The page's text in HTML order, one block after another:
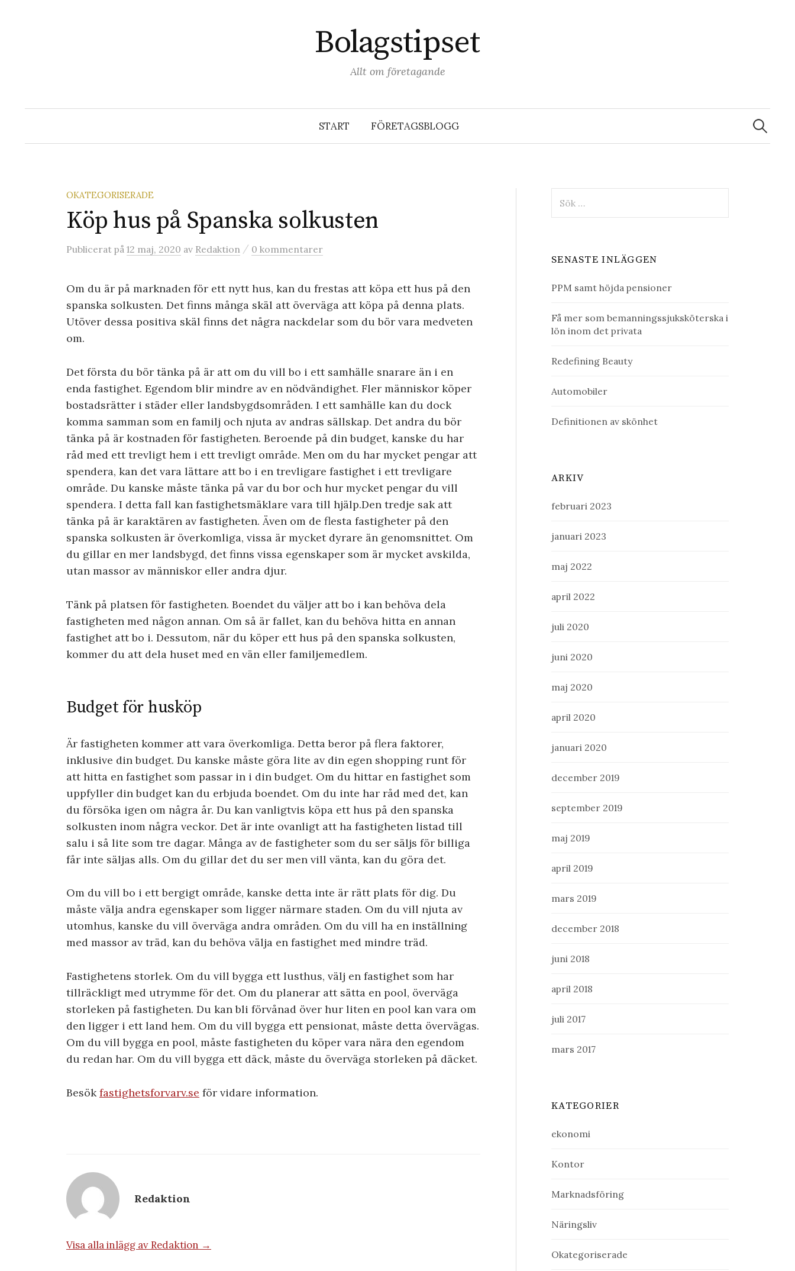
Bolagstipset
Allt om företagande
START FÖRETAGSBLOGG
Sök
efter:
OKATEGORISERADE
Köp hus på Spanska solkusten
Publicerat på 12 maj, 2020 av Redaktion / 0 kommentarer
Om du är på marknaden för ett nytt hus, kan du frestas att köpa ett hus på den
spanska solkusten. Det finns många skäl att överväga att köpa på denna plats.
Utöver dessa positiva skäl finns det några nackdelar som du bör vara medveten
om.
Det första du bör tänka på är att om du vill bo i ett samhälle snarare än i en
enda fastighet. Egendom blir mindre av en nödvändighet. Fler människor köper
bostadsrätter i städer eller landsbygdsområden. I ett samhälle kan du dock
komma samman som en familj och njuta av andras sällskap. Det andra du bör
tänka på är kostnaden för fastigheten. Beroende på din budget, kanske du har
råd med ett trevligt hem i ett trevligt område. Men om du har mycket pengar att
spendera, kan det vara lättare att bo i en trevligare fastighet i ett trevligare
område. Du kanske måste tänka på var du bor och hur mycket pengar du vill
spendera. I detta fall kan fastighetsmäklare vara till hjälp.Den tredje sak att
tänka på är karaktären av fastigheten. Även om de flesta fastigheter på den
spanska solkusten är överkomliga, vissa är mycket dyrare än genomsnittet. Om
du gillar en mer landsbygd, det finns vissa egenskaper som är mycket avskilda,
utan massor av människor eller andra djur.
Tänk på platsen för fastigheten. Boendet du väljer att bo i kan behöva dela
fastigheten med någon annan. Om så är fallet, kan du behöva hitta en annan
fastighet att bo i. Dessutom, när du köper ett hus på den spanska solkusten,
kommer du att dela huset med en vän eller familjemedlem.
Budget för husköp
Är fastigheten kommer att vara överkomliga. Detta beror på flera faktorer,
inklusive din budget. Du kanske måste göra lite av din egen shopping runt för
att hitta en fastighet som passar in i din budget. Om du hittar en fastighet som
uppfyller din budget kan du erbjuda boendet. Om du inte har råd med det, kan
du försöka igen om några år. Du kan vanligtvis köpa ett hus på den spanska
solkusten inom några veckor. Det är inte ovanligt att ha fastigheten listad till
salu i så lite som tre dagar. Många av de fastigheter som du ser säljs för billiga
får inte säljas alls. Om du gillar det du ser men vill vänta, kan du göra det.
Om du vill bo i ett bergigt område, kanske detta inte är rätt plats för dig. Du
måste välja andra egenskaper som ligger närmare staden. Om du vill njuta av
utomhus, kanske du vill överväga andra områden. Om du vill ha en inställning
med massor av träd, kan du behöva välja en fastighet med mindre träd.
Fastighetens storlek. Om du vill bygga ett lusthus, välj en fastighet som har
tillräckligt med utrymme för det. Om du planerar att sätta en pool, överväga
storleken på fastigheten. Du kan bli förvånad över hur liten en pool kan vara om
den ligger i ett land hem. Om du vill bygga ett pensionat, måste detta övervägas.
Om du vill bygga en pool, måste fastigheten du köper vara nära den egendom
du redan har. Om du vill bygga ett däck, måste du överväga storleken på däcket.
Besökfastighetsforvarv.se för vidare information.
Redaktion
Visa alla inlägg av Redaktion →
efter:
SENASTE INLÄGGEN
PPM samt höjda pensioner
Få mer som bemanningssjuksköterska i
lön inom det privata
Redefining Beauty
Automobiler
Definitionen av skönhet
ARKIV
februari 2023
januari 2023
maj 2022
april 2022
juli 2020
juni 2020
maj 2020
april 2020
januari 2020
december 2019
september 2019
maj 2019
april 2019
mars 2019
december 2018
juni 2018
april 2018
juli 2017
mars 2017
KATEGORIER
ekonomi
Kontor
Marknadsföring
Näringsliv
Okategoriserade